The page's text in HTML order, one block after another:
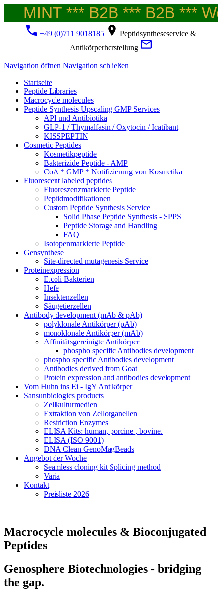
MINT *** B2B *** B2B ***
+49 (0)711 9018185
Peptidsyntheseservice &
Antikörperherstellung
Navigation öffnen Navigation schließen
Startseite
Peptide Libraries
Macrocycle molecules
Peptide Synthesis Upscaling GMP Services
API und Antibiotika
GLP-1 / Thymalfasin / Oxytocin / Icatibant
KISSPEPTIN
Cosmetic Peptides
Kosmetikpeptide
Bakterizide Peptide - AMP
CoA * GMP * Notifizierung von Kosmetika
Fluorescent labeled peptides
Fluoreszenzmarkierte Peptide
Peptidmodifikationen
Custom Peptide Synthesis Service
Solid Phase Peptide Synthesis - SPPS
Peptide Storage and Handling
FAQ
Isotopenmarkierte Peptide
Gensynthese
Site-directed mutagenesis Service
Proteinexpression
E.coli Bakterien
Hefe
Insektenzellen
Säugetierzellen
Antibody development (mAb & pAb)
polyklonale Antikörper (pAb)
monoklonale Antikörper (mAb)
Affinitätsgereinigte Antikörper
phospho specific Antibodies development
phospho specific Antibodies development
Antibodies derived from Goat
Protein expression and antibodies development
Vom Huhn ins Ei - IgY Antikörper
Sansunbiologics products
Zellkulturmedien
Extraktion von Zellorganellen
Restriction Enzymes
ELISA Kits: human, porcine , bovine.
ELISA (ISO 9001)
DNA Clean GenoMagBeads
Angebot der Woche
Seamless cloning kit Splicing method
Varia
Kontakt
Preisliste 2026
Macrocycle molecules & Bioconjugated
Peptides
Genosphere Biotechnologies - bridging
the gap.